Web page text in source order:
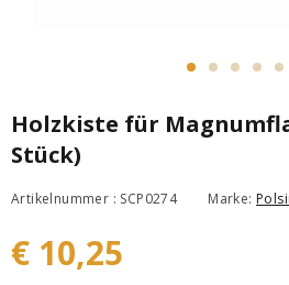
Holzkiste für
Stück)
Artikelnummer : SCP0274 Marke:
€ 10,25